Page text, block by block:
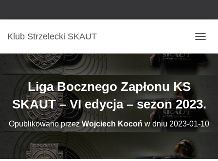
Klub Strzelecki SKAUT
R
Z
C
Z
A
Liga Bocznego Zapłonu KS
SKAUT – VI edycja – sezon 2023.
Opublikowano przezWojciech Kocoń w dniu 2023-01-10